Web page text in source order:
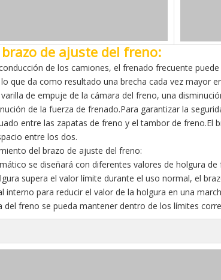
de ajuste del freno:
de los camiones, el frenado frecuente
que da como resultado una brecha cada vez mayor
de empuje de la cámara del freno, una
de la fuerza de frenado.Para garantizar la
entre las zapatas de freno y el tambor de freno.El
entre los dos.
del brazo de ajuste del freno:
se diseñará con diferentes valores de holgura
supera el valor límite durante el uso normal, el
interno para reducir el valor de la holgura en una
del freno se pueda mantener dentro de los límites